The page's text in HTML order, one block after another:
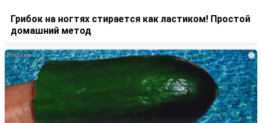
Грибок на ногтях стирается как ластиком! Простой
домашний метод
i